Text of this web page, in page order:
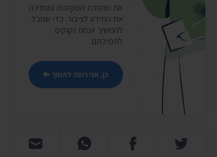
את מהפכת השקיפות ומחזירה
את המידע לציבור. כדי שנוכל
להמשיך אנחנו זקוקים
לתמיכתם
כן, אני רוצה לתמוך